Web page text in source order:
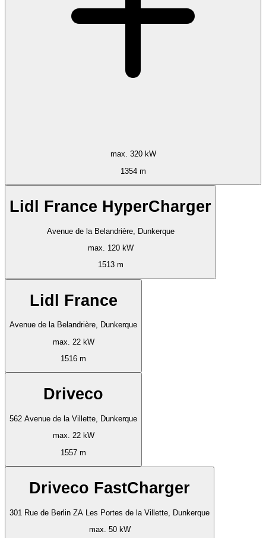
max. 320 kW
1354 m
Lidl France HyperCharger
Avenue de la Belandrière, Dunkerque
max. 120 kW
1513 m
Lidl France
Avenue de la Belandrière, Dunkerque
max. 22 kW
1516 m
Driveco
562 Avenue de la Villette, Dunkerque
max. 22 kW
1557 m
Driveco FastCharger
301 Rue de Berlin ZA Les Portes de la Villette, Dunkerque
max. 50 kW